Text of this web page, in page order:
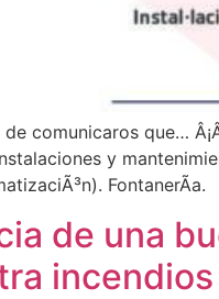
comunicaros que…
y
FontanerÃ­a.
de una
incendios